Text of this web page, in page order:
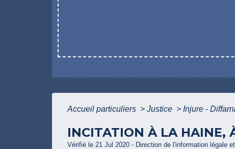
Accueil particuliers > Justice > Injure -
INCITATION À LA HAINE,
Vérifié le 21 Jul 2020 - Direction de l'information légale